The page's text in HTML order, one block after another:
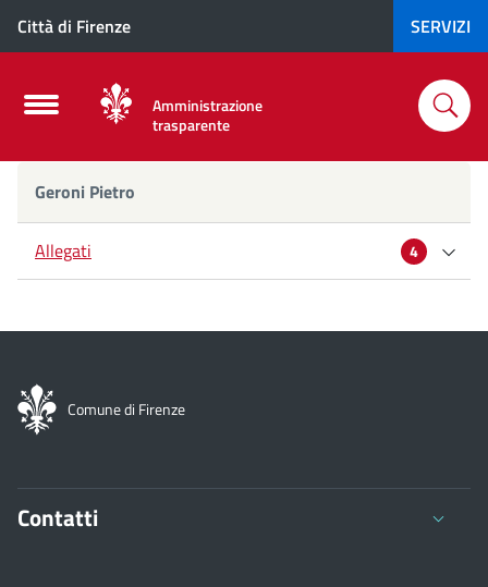
Città di Firenze SERVIZI
Amministrazione
trasparente
Geroni
Pietro
Geroni Pietro
Allegati 4
Dichiarazione cariche, incarichi, emolumenti
Comune di Firenze
Contatti